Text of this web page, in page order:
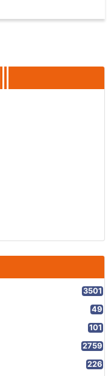
3501
49
101
2759
226